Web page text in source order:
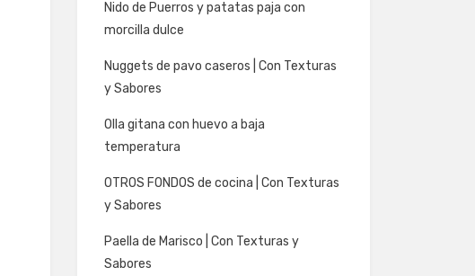
Nido de Puerros y patatas paja con
morcilla dulce
Nuggets de pavo caseros | Con Texturas
y Sabores
Olla gitana con huevo a baja
temperatura
OTROS FONDOS de cocina | Con Texturas
y Sabores
Paella de Marisco | Con Texturas y
Sabores